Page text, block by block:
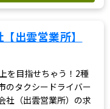
出雲営業所】
を目指せちゃう！2種
のタクシードライバー
社（出雲営業所）の求